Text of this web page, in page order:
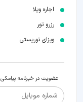
اجاره ویلا
رزرو تور
ویزای توریستی
عضویت در خبرنامه پیامکی
شماره موبایل